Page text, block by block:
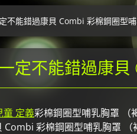
不能錯過康貝 Combi 彩棉鋼圈型哺
定不能錯過康貝
童 定義彩棉鋼圈型哺乳胸罩 （
Combi 彩棉鋼圈型哺乳胸罩 （